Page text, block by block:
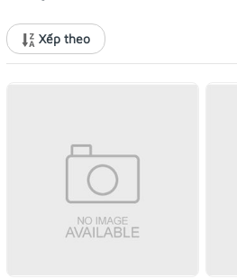
Xếp theo